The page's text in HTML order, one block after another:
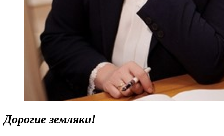
Дорогие земляки!